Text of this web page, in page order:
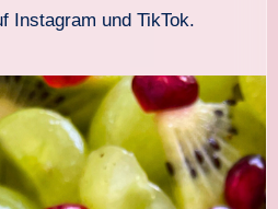
Instagram und TikTok.